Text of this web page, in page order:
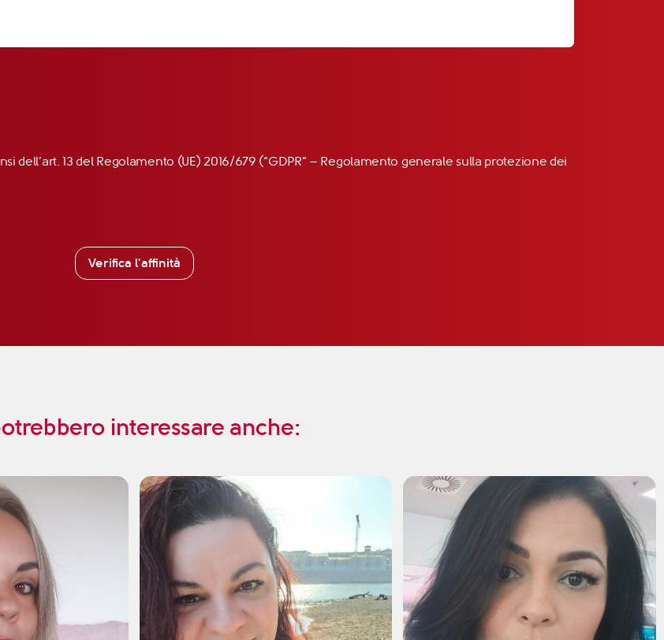
dell’art. 13 del Regolamento (UE) 2016/679 (“GDPR” – Regolamento generale sulla protezione dei
Verifica l'affinità
interessare anche: